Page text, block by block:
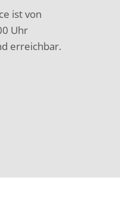
ist von
Uhr
erreichbar.